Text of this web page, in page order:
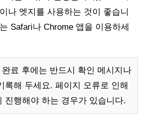
나 엣지를 사용하는 것이 좋습니
Safari나 Chrome 앱을 이용하세
완료 후에는 반드시 확인 메시지나
록해 두세요. 페이지 오류로 인해
진행해야 하는 경우가 있습니다.